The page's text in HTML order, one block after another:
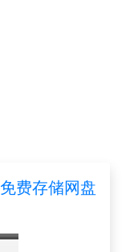
费存储网盘